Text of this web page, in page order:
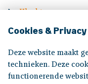
Cookies & Privacy
Deze website maakt
technieken. Deze
functionerende
Klachten
Information in